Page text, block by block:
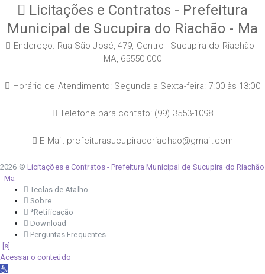
Licitações e Contratos - Prefeitura
Municipal de Sucupira do Riachão - Ma
Endereço: Rua São José, 479, Centro | Sucupira do Riachão -
MA, 65550-000
Horário de Atendimento: Segunda a Sexta-feira: 7:00 às 13:00
Telefone para contato: (99) 3553-1098
E-Mail: prefeiturasucupiradoriachao@gmail.com
2026 © Licitações e Contratos - Prefeitura Municipal de Sucupira do Riachão
- Ma
Teclas de Atalho
Sobre
*Retificação
Download
Perguntas Frequentes
Acessar o conteúdo
Abrir a barra de ferramentas